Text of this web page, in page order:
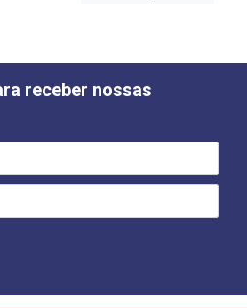
receber nossas